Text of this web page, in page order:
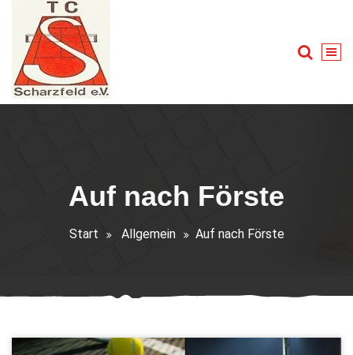
springen
Auf nach Förste
Start Allgemein Auf nach Förste